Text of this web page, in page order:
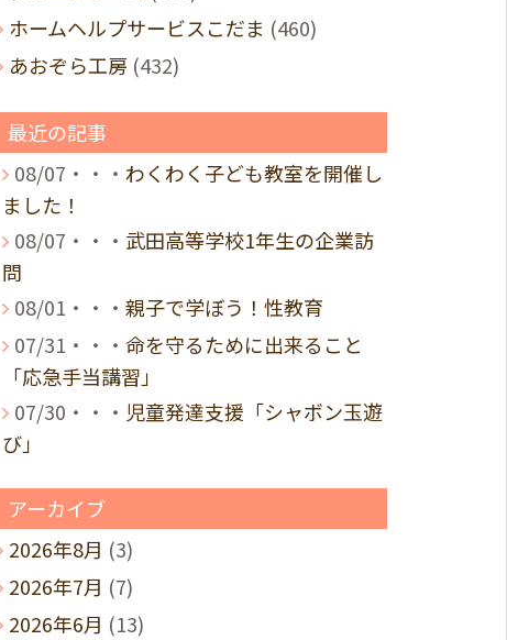
ホームヘルプサービスこだま (460)
あおぞら工房 (432)
最近の記事
08/07・・・ わくわく子ども教室を開催し
ました！
08/07・・・ 武田高等学校1年生の企業訪
問
08/01・・・ 親子で学ぼう！性教育
07/31・・・ 命を守るために出来ること
「応急手当講習」
07/30・・・ 児童発達支援「シャボン玉遊
び」
アーカイブ
2026年8月 (3)
2026年7月 (7)
2026年6月 (13)